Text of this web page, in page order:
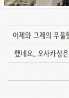
어제와 그제의 우울
했네요.. 오사카성